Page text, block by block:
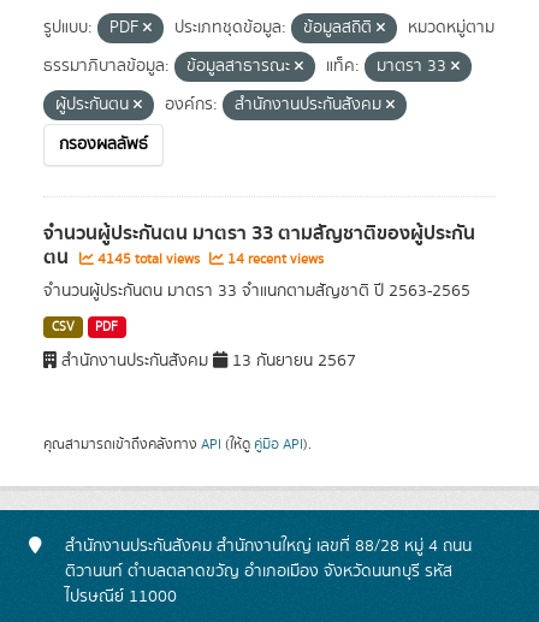
รูปแบบ: PDF ประเภทชุดข้อมูล: ข้อมูลสถิติ
หมวดหมู่ตาม
ธรรมาภิบาลข้อมูล:
ข้อมูลสาธารณะ แท็ค:
มาตรา 33
ผู้ประกันตน
องค์กร:
สำนักงานประกันสังคม
กรองผลลัพธ์
จำนวนผู้ประกันตน มาตรา 33 ตามสัญชาติของผู้ประกัน
ตน 4145 total views 14 recent views
จำนวนผู้ประกันตน มาตรา 33 จำแนกตามสัญชาติ ปี 2563-2565
CSV PDF
สำนักงานประกันสังคม 13 กันยายน 2567
คุณสามารถเข้าถึงคลังทาง API (ให้ดู คู่มือ API).
สำนักงานประกันสังคม สำนักงานใหญ่ เลขที่ 88/28 หมู่ 4 ถนน
ติวานนท์ ตำบลตลาดขวัญ อำเภอเมือง จังหวัดนนทบุรี รหัส
ไปรษณีย์ 11000